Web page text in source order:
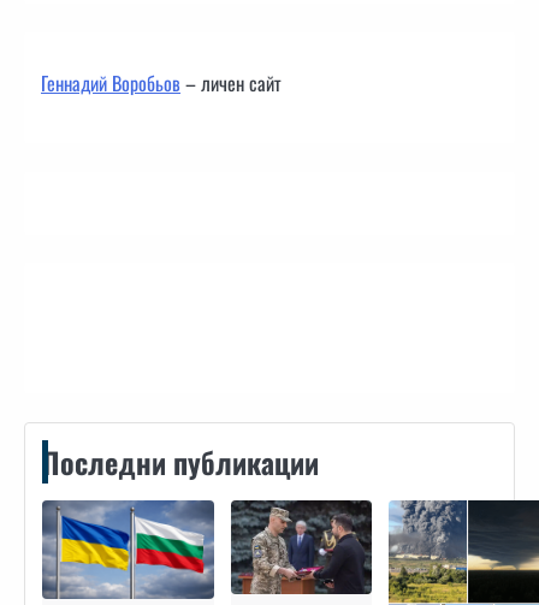
Геннадий Воробьов– личен сайт
Последни публикации